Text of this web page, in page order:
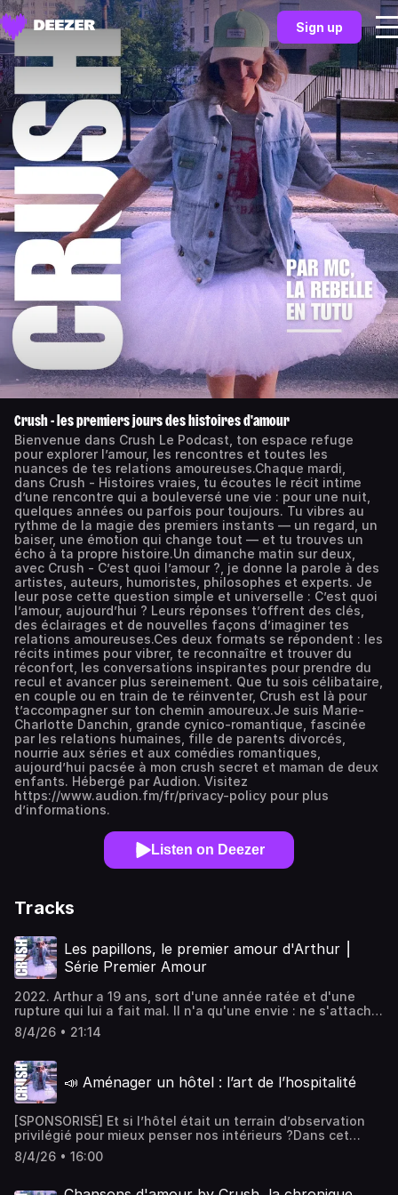
Sign up
Crush - les premiers jours des histoires d'amour
Bienvenue dans Crush Le Podcast, ton espace refuge
pour explorer l’amour, les rencontres et toutes les
nuances de tes relations amoureuses.Chaque mardi,
dans Crush - Histoires vraies, tu écoutes le récit intime
d’une rencontre qui a bouleversé une vie : pour une nuit,
quelques années ou parfois pour toujours. Tu vibres au
rythme de la magie des premiers instants — un regard, un
baiser, une émotion qui change tout — et tu trouves un
écho à ta propre histoire.Un dimanche matin sur deux,
avec Crush - C’est quoi l’amour ?, je donne la parole à des
artistes, auteurs, humoristes, philosophes et experts. Je
leur pose cette question simple et universelle : C’est quoi
l’amour, aujourd’hui ? Leurs réponses t’offrent des clés,
des éclairages et de nouvelles façons d’imaginer tes
relations amoureuses.Ces deux formats se répondent : les
récits intimes pour vibrer, te reconnaître et trouver du
réconfort, les conversations inspirantes pour prendre du
recul et avancer plus sereinement. Que tu sois célibataire,
en couple ou en train de te réinventer, Crush est là pour
t’accompagner sur ton chemin amoureux.Je suis Marie-
Charlotte Danchin, grande cynico-romantique, fascinée
par les relations humaines, fille de parents divorcés,
nourrie aux séries et aux comédies romantiques,
aujourd’hui pacsée à mon crush secret et maman de deux
enfants. Hébergé par Audion. Visitez
https://www.audion.fm/fr/privacy-policy pour plus
d’informations.
Listen on Deezer
Tracks
Les papillons, le premier amour d'Arthur ⎮
Série Premier Amour
2022. Arthur a 19 ans, sort d'une année ratée et d'une
rupture qui lui a fait mal. Il n'a qu'une envie : ne s'attacher
à personne. Lors d'une soirée de rentrée, un échange de
regards avec une inconnue suffit pourtant à lui donner
papillons dans le ventre. Ils se retrouvent quelques
semaines plus tard en Ardèche, où un premier rendez-
vous complètement improvisé les rapproche plus que tout
tenace. Combien de fois faut-il se dérober avant d'arrêter
d'avoir peur ?C’est l’histoire du premier amour d’Arthur.Le
premier amour, on ne l’oublie jamais. Il laisse une
empreinte qui guide tous les suivants.Premier amour, une
8/4/26 • 21:14
📣 Aménager un hôtel : l’art de l’hospitalité
[SPONSORISÉ] Et si l’hôtel était un terrain d’observation
privilégié pour mieux penser nos intérieurs ?Dans cet
épisode, nous recevons Isabelle Dufieux, spécialiste de
l’hospitality, pour comprendre comment se conçoit un lieu
éclairage, choix des matériaux, confort, services et
8/4/26 • 16:00